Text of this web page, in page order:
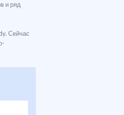
и ряд
Сейчас